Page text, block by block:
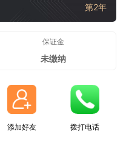
第2年
保证金
未缴纳
添加好友 拨打电话